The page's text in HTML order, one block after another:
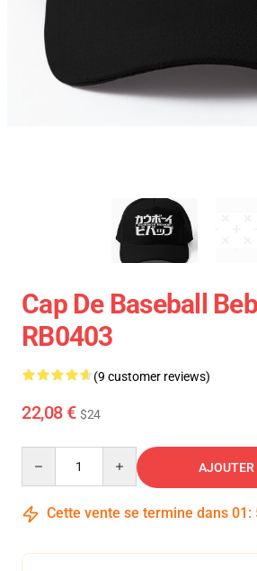
Cap De Baseball
RB0403
(9 customer reviews)
22,08 € $24
AJOUTER
Cette vente se termine dans 01 :